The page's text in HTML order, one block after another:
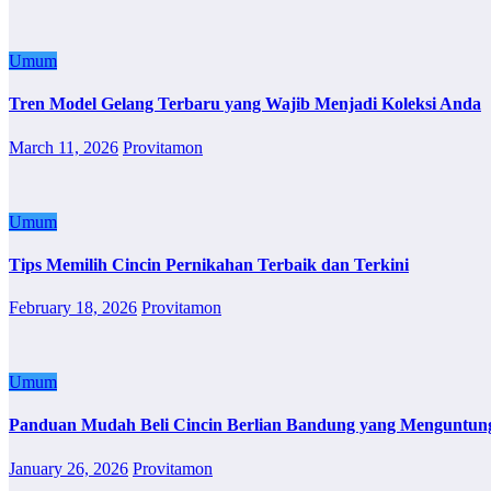
Umum
Tren Model Gelang Terbaru yang Wajib Menjadi Koleksi Anda
March 11, 2026 Provitamon
Umum
Tips Memilih Cincin Pernikahan Terbaik dan Terkini
February 18, 2026 Provitamon
Umum
Panduan Mudah Beli Cincin Berlian Bandung yang
January 26, 2026 Provitamon